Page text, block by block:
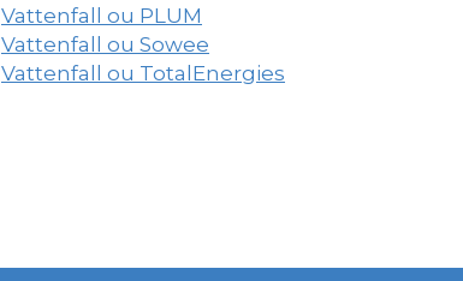
Vattenfall ou PLUM
Vattenfall ou Sowee
Vattenfall ou TotalEnergies